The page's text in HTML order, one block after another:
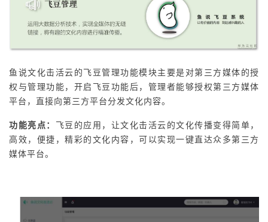
鱼说文化击活云的飞豆管理功能模块主要是对第三方媒体的授
权与管理功能，开启飞豆功能后，管理者能够授权第三方媒体
平台，直接向第三方平台分发文化内容。
功能亮点： 飞豆的应用，让文化击活云的文化传播变得简单，
高效，便捷，精彩的文化内容，可以实现一键直达众多第三方
媒体平台。